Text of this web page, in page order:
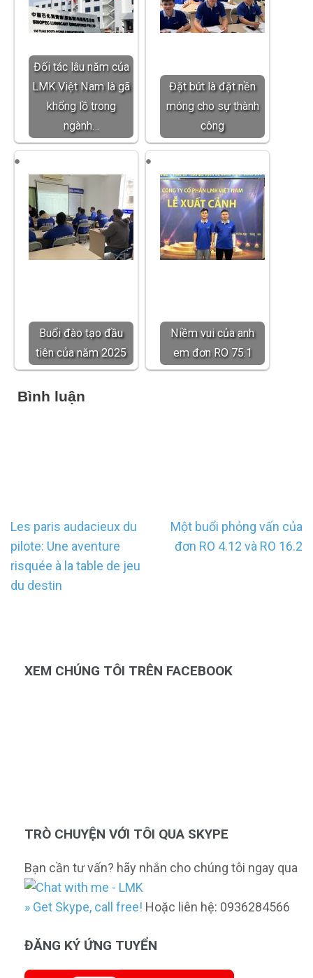
Đối tác lâu năm của
LMK Việt Nam là gã
khổng lồ trong
ngành…
Đặt bút là đặt nền
móng cho sự thành
công
Buổi đào tạo đầu
tiên của năm 2025
Niềm vui của anh
em đơn RO 75.1
Bình luận
Điều
hướng
bài
viết
Les paris audacieux du
pilote: Une aventure
risquée à la table de jeu
du destin
Một buổi phỏng vấn của
đơn RO 4.12 và RO 16.2
XEM CHÚNG TÔI TRÊN FACEBOOK
TRÒ CHUYỆN VỚI TÔI QUA SKYPE
Bạn cần tư vấn? hãy nhắn cho chúng tôi ngay qua
» Get Skype, call free! Hoặc liên hệ: 0936284566
ĐĂNG KÝ ỨNG TUYỂN